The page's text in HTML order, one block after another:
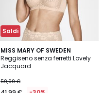
Saldi
MISS MARY OF SWEDEN
Reggiseno senza ferretti Lovely
Jacquard
59,99 €
4,3
/ 5
2
Colori